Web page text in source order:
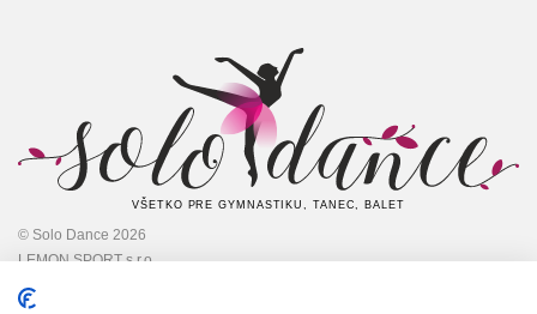
VŠETKO PRE GYMNASTIKU, TANEC, BALET
© Solo Dance 2026
LEMON SPORT s.r.o
IČO: 45 348 545,
DIČ: 2022948301